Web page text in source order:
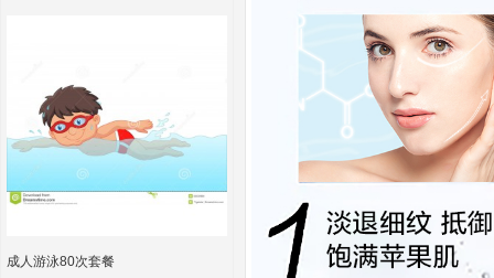
成人游泳80次套餐